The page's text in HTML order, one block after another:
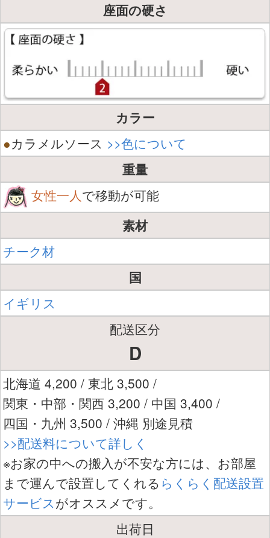
座面の硬さ
カラー
●カラメルソース >>色について
重量
女性一人で移動が可能
素材
チーク材
国
イギリス
配送区分
D
北海道 4,200 / 東北 3,500 /
関東・中部・関西 3,200 / 中国 3,400 /
四国・九州 3,500 / 沖縄 別途見積
>>配送料について詳しく
※お家の中への搬入が不安な方には、お部屋
まで運んで設置してくれる らくらく配送設置
サービスがオススメです。
出荷日